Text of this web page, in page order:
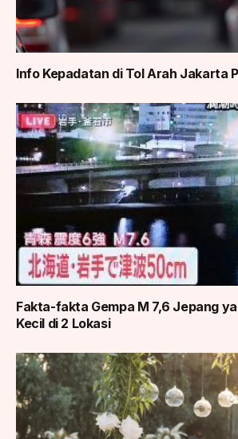
Info Kepadatan di Tol Arah Jakarta
Fakta-fakta Gempa M 7,6 Jepang
Kecil di 2 Lokasi